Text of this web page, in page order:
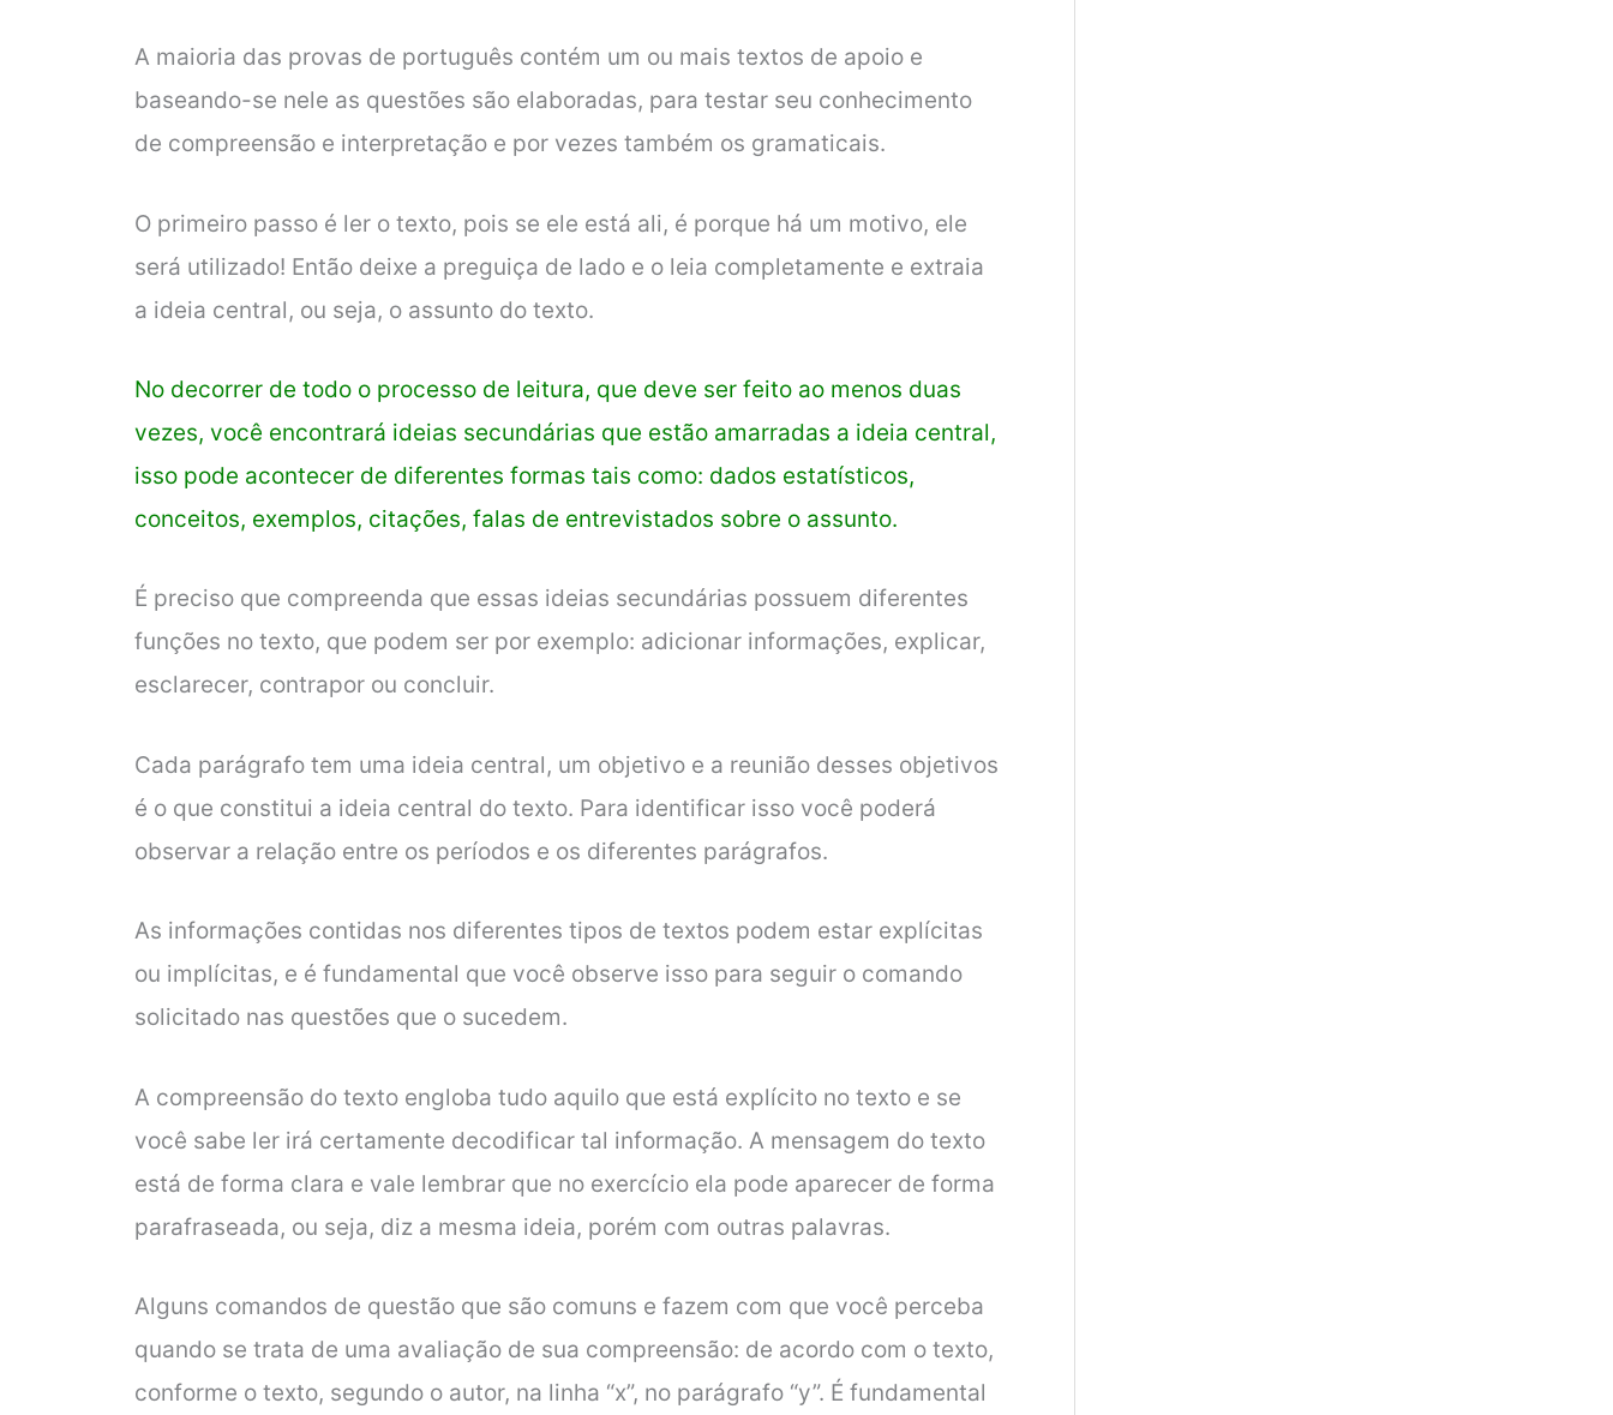
A maioria das provas de português contém um ou mais textos de apoio e
baseando-se nele as questões são elaboradas, para testar seu conhecimento
de compreensão e interpretação e por vezes também os gramaticais.
O primeiro passo é ler o texto, pois se ele está ali, é porque há um motivo, ele
será utilizado! Então deixe a preguiça de lado e o leia completamente e extraia
a ideia central, ou seja, o assunto do texto.
No decorrer de todo o processo de leitura, que deve ser feito ao menos duas
vezes, você encontrará ideias secundárias que estão amarradas a ideia central,
isso pode acontecer de diferentes formas tais como: dados estatísticos,
conceitos, exemplos, citações, falas de entrevistados sobre o assunto.
É preciso que compreenda que essas ideias secundárias possuem diferentes
funções no texto, que podem ser por exemplo: adicionar informações, explicar,
esclarecer, contrapor ou concluir.
Cada parágrafo tem uma ideia central, um objetivo e a reunião desses objetivos
é o que constitui a ideia central do texto. Para identificar isso você poderá
observar a relação entre os períodos e os diferentes parágrafos.
As informações contidas nos diferentes tipos de textos podem estar explícitas
ou implícitas, e é fundamental que você observe isso para seguir o comando
solicitado nas questões que o sucedem.
A compreensão do texto engloba tudo aquilo que está explícito no texto e se
você sabe ler irá certamente decodificar tal informação. A mensagem do texto
está de forma clara e vale lembrar que no exercício ela pode aparecer de forma
parafraseada, ou seja, diz a mesma ideia, porém com outras palavras.
Alguns comandos de questão que são comuns e fazem com que você perceba
quando se trata de uma avaliação de sua compreensão: de acordo com o texto,
conforme o texto, segundo o autor, na linha “x”, no parágrafo “y”. É fundamental